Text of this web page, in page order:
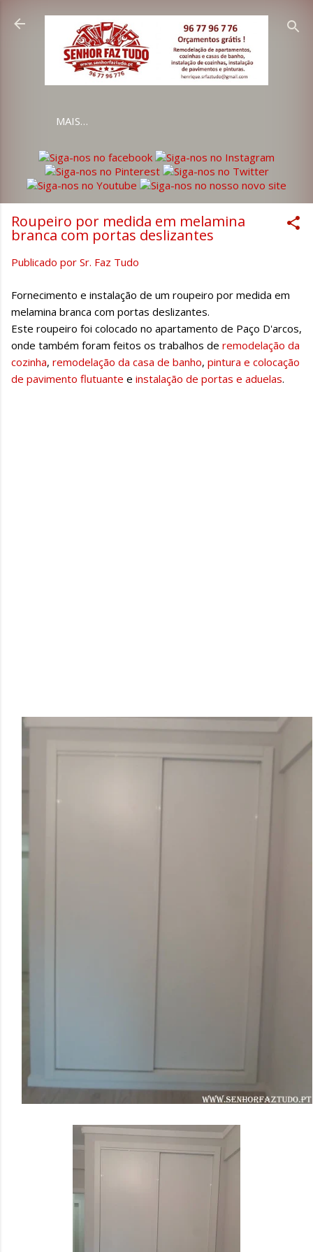
Avançar para o conteúdo principal
MAIS…
Roupeiro por medida em melamina
branca com portas deslizantes
Publicado por Sr. Faz Tudo
Fornecimento e instalação de um roupeiro por medida em
melamina branca com portas deslizantes.
Este roupeiro foi colocado no apartamento de Paço D'arcos,
onde também foram feitos os trabalhos de remodelação da
cozinha, remodelação da casa de banho, pintura e colocação
de pavimento flutuante e instalação de portas e aduelas.